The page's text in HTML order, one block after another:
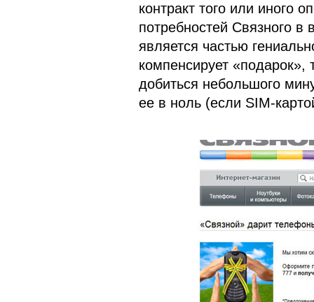
контракт того или иного
потребностей Связного
является частью
компенсирует «подарок»,
добиться небольшого
ее в ноль (если SIM-